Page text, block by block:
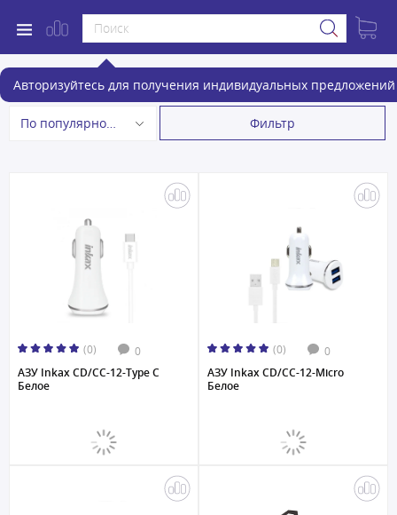
Авторизуйтесь для получения индивидуальных предложений
Автомобильные зарядные устройства
По популярности Фильтр
(0) 0
АЗУ Inkax CD/CC-12-Type C
Белое
(0) 0
АЗУ Inkax CD/CC-12-Micro
Белое